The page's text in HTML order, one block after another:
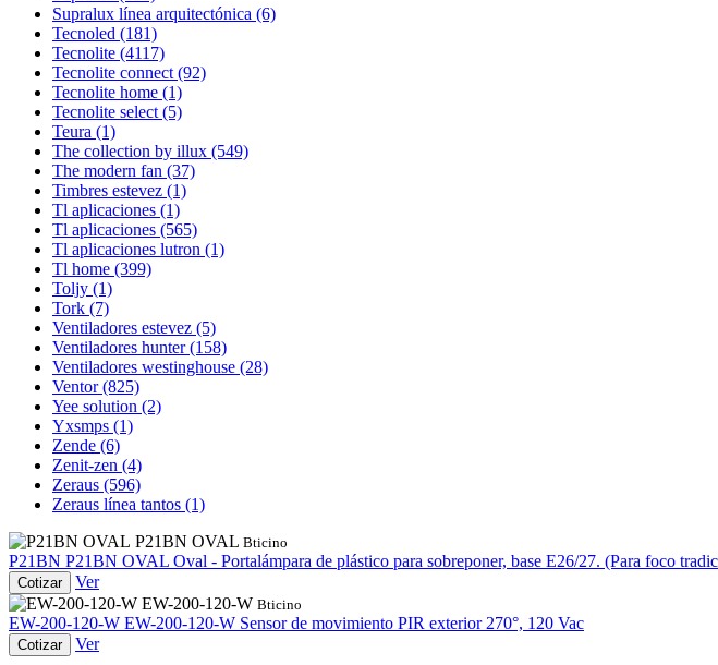
Supralux línea arquitectónica (6)
Tecnoled (181)
Tecnolite (4117)
Tecnolite connect (92)
Tecnolite home (1)
Tecnolite select (5)
Teura (1)
The collection by illux (549)
The modern fan (37)
Timbres estevez (1)
Tl aplicaciones (1)
Tl aplicaciones (565)
Tl aplicaciones lutron (1)
Tl home (399)
Toljy (1)
Tork (7)
Ventiladores estevez (5)
Ventiladores hunter (158)
Ventiladores westinghouse (28)
Ventor (825)
Yee solution (2)
Yxsmps (1)
Zende (6)
Zenit-zen (4)
Zeraus (596)
Zeraus línea tantos (1)
P21BN OVAL Bticino
P21BN P21BN OVAL Oval - Portalámpara de plástico para sobreponer, base E26/27. (Para foco
Cotizar
Ver
EW-200-120-W Bticino
EW-200-120-W EW-200-120-W Sensor de movimiento PIR exterior 270°, 120 Vac
Cotizar Ver